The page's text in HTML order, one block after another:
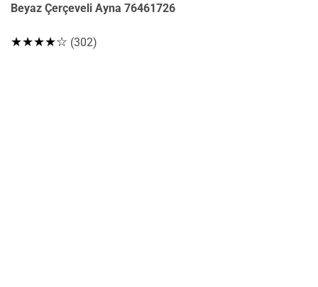
Beyaz Çerçeveli Ayna 76461726
★★★★☆ (302)